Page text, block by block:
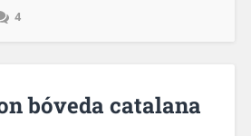
4
bóveda catalana